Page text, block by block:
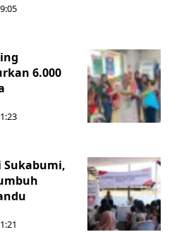
6.000
Sukabumi,